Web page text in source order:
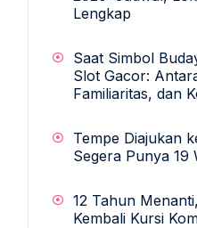
Lengkap
Saat Simbol
Slot Gacor:
Familiaritas, dan
Tempe Diajukan
Segera Punya 19
12 Tahun
Kembali Kursi